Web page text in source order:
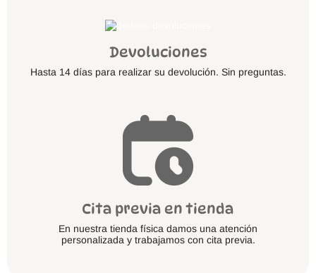
Devoluciones
Hasta 14 días para realizar su devolución. Sin preguntas.
Cita previa en tienda
En nuestra tienda física damos una atención
personalizada y trabajamos con cita previa.